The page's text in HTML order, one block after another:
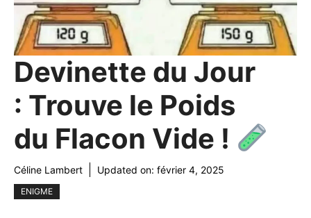
Devinette du Jour
: Trouve le Poids
du Flacon Vide !
Céline Lambert Updated on: février 4, 2025
ENIGME